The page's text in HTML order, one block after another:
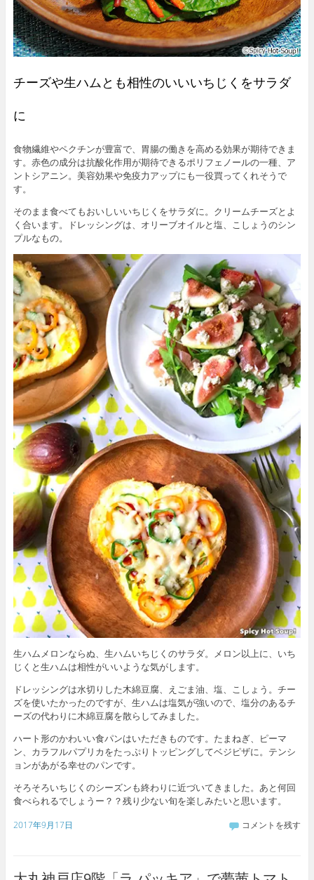
チーズや生ハムとも相性のいいいちじくをサラダ
に
食物繊維やペクチンが豊富で、胃腸の働きを高める効果が期待できま
す。赤色の成分は抗酸化作用が期待できるポリフェノールの一種、ア
ントシアニン。美容効果や免疫力アップにも一役買ってくれそうで
す。
そのまま食べてもおいしいいちじくをサラダに。クリームチーズとよ
く合います。ドレッシングは、オリーブオイルと塩、こしょうのシン
プルなもの。
生ハムメロンならぬ、生ハムいちじくのサラダ。メロン以上に、いち
じくと生ハムは相性がいいような気がします。
ドレッシングは水切りした木綿豆腐、えごま油、塩、こしょう。チー
ズを使いたかったのですが、生ハムは塩気が強いので、塩分のあるチ
ーズの代わりに木綿豆腐を散らしてみました。
ハート形のかわいい食パンはいただきものです。たまねぎ、ピーマ
ン、カラフルパプリカをたっぷりトッピングしてベジピザに。テンシ
ョンがあがる幸せのパンです。
そろそろいちじくのシーズンも終わりに近づいてきました。あと何回
食べられるでしょうー？？残り少ない旬を楽しみたいと思います。
2017年9月17日 コメントを残す